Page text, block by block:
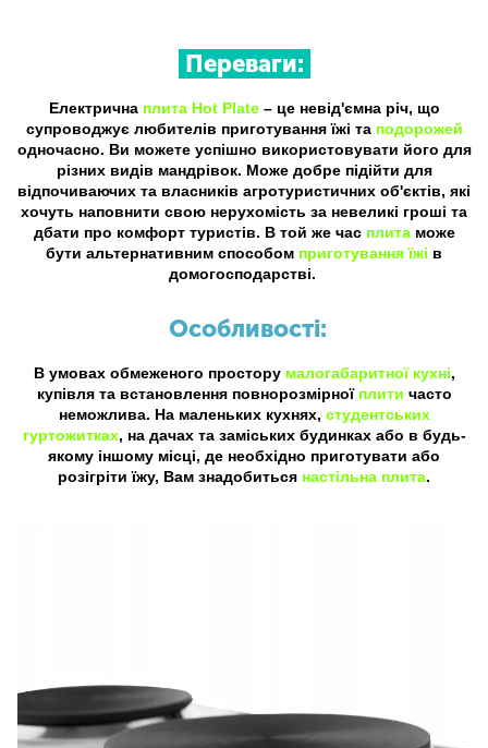
Переваги:
Електрична плита Hot Plate– це невід'ємна річ, що
супроводжує любителів приготування їжі та подорожей
одночасно. Ви можете успішно використовувати його для
різних видів мандрівок. Може добре підійти для
відпочиваючих та власників агротуристичних об'єктів, які
хочуть наповнити свою нерухомість за невеликі гроші та
дбати про комфорт туристів. В той же час плитаможе
бути альтернативним способом приготування їжі в
домогосподарстві.
Особливості:
В умовах обмеженого простору малогабаритної кухні,
купівля та встановлення повнорозмірної плити часто
неможлива. На маленьких кухнях, студентських
гуртожитках, на дачах та заміських будинках або в будь-
якому іншому місці, де необхідно приготувати або
розігріти їжу, Вам знадобиться настільна плита.